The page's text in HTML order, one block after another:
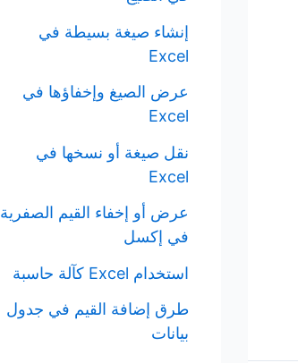
إنشاء صيغة بسيطة في
Excel
عرض الصيغ وإخفاؤها في
Excel
نقل صيغة أو نسخها في
Excel
عرض أو إخفاء القيم الصفرية
في إكسل
استخدام Excel كآلة حاسبة
طرق إضافة القيم في جدول
بيانات